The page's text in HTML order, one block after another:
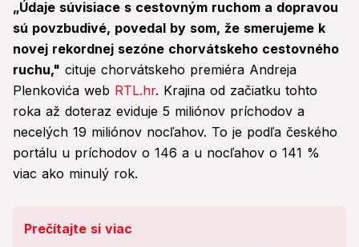
„Údaje súvisiace s cestovným ruchom a dopravou
sú povzbudivé, povedal by som, že smerujeme k
novej rekordnej sezóne chorvátskeho cestovného
ruchu," cituje chorvátskeho premiéra Andreja
Plenkovića web RTL.hr. Krajina od začiatku tohto
roka až doteraz eviduje 5 miliónov príchodov a
necelých 19 miliónov nocľahov. To je podľa českého
portálu u príchodov o 146 a u nocľahov o 141 %
viac ako minulý rok.
Prečítajte si viac